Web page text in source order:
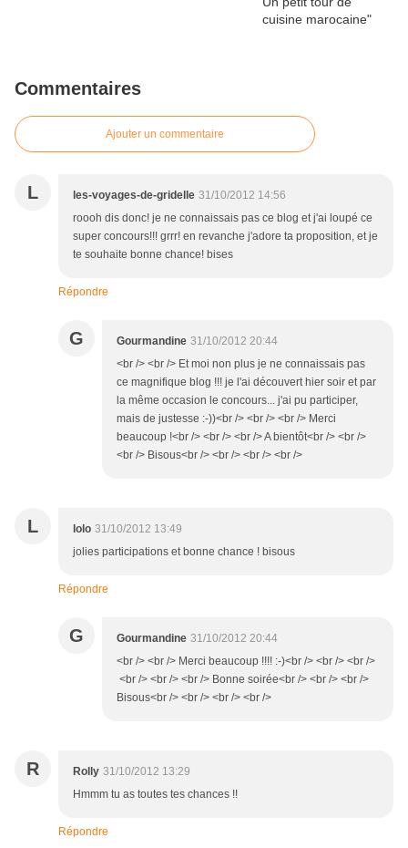
Commentaires
Ajouter un commentaire
L les-voyages-de-gridelle 31/10/2012 14:56
roooh dis donc! je ne connaissais pas ce blog et j'ai loupé ce
super concours!!! grrr! en revanche j'adore ta proposition, et je
te souhaite bonne chance! bises
Répondre
G Gourmandine 31/10/2012 20:44
<br /> <br /> Et moi non plus je ne connaissais pas
ce magnifique blog !!! je l'ai découvert hier soir et par
la même occasion le concours... j'ai pu participer,
mais de justesse :-))<br /> <br /> <br /> Merci
beaucoup !<br /> <br /> <br /> A bientôt<br /> <br />
<br /> Bisous<br /> <br /> <br /> <br />
L lolo 31/10/2012 13:49
jolies participations et bonne chance ! bisous
Répondre
G Gourmandine 31/10/2012 20:44
<br /> <br /> Merci beaucoup !!!! :-)<br /> <br /> <br />
<br /> <br /> <br /> Bonne soirée<br /> <br /> <br />
Bisous<br /> <br /> <br /> <br />
R Rolly 31/10/2012 13:29
Hmmm tu as toutes tes chances !!
Répondre